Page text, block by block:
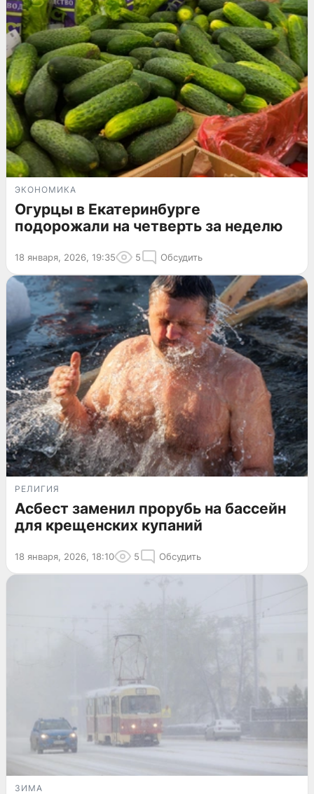
ЭКОНОМИКА
Огурцы в Екатеринбурге
подорожали на четверть за неделю
18 января, 2026, 19:35 5 Обсудить
РЕЛИГИЯ
Асбест заменил прорубь на бассейн
для крещенских купаний
18 января, 2026, 18:10 5 Обсудить
ЗИМА